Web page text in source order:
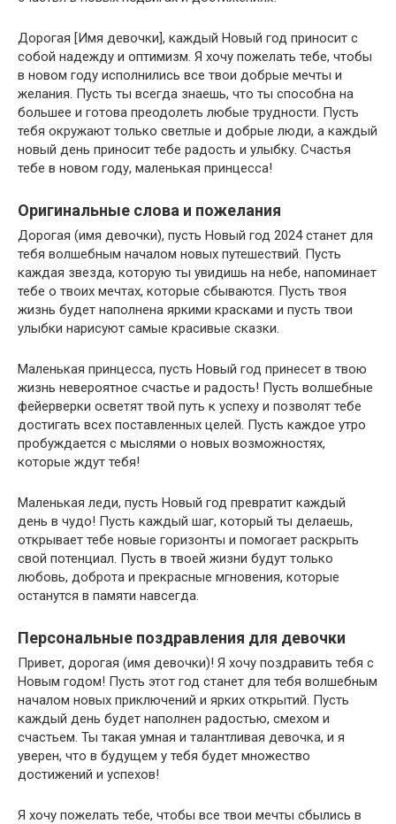
Дорогая [Имя девочки], каждый Новый год приносит с
собой надежду и оптимизм. Я хочу пожелать тебе, чтобы
в новом году исполнились все твои добрые мечты и
желания. Пусть ты всегда знаешь, что ты способна на
большее и готова преодолеть любые трудности. Пусть
тебя окружают только светлые и добрые люди, а каждый
новый день приносит тебе радость и улыбку. Счастья
тебе в новом году, маленькая принцесса!
Оригинальные слова и пожелания
Дорогая (имя девочки), пусть Новый год 2024 станет для
тебя волшебным началом новых путешествий. Пусть
каждая звезда, которую ты увидишь на небе, напоминает
тебе о твоих мечтах, которые сбываются. Пусть твоя
жизнь будет наполнена яркими красками и пусть твои
улыбки нарисуют самые красивые сказки.
Маленькая принцесса, пусть Новый год принесет в твою
жизнь невероятное счастье и радость! Пусть волшебные
фейерверки осветят твой путь к успеху и позволят тебе
достигать всех поставленных целей. Пусть каждое утро
пробуждается с мыслями о новых возможностях,
которые ждут тебя!
Маленькая леди, пусть Новый год превратит каждый
день в чудо! Пусть каждый шаг, который ты делаешь,
открывает тебе новые горизонты и помогает раскрыть
свой потенциал. Пусть в твоей жизни будут только
любовь, доброта и прекрасные мгновения, которые
останутся в памяти навсегда.
Персональные поздравления для девочки
Привет, дорогая (имя девочки)! Я хочу поздравить тебя с
Новым годом! Пусть этот год станет для тебя волшебным
началом новых приключений и ярких открытий. Пусть
каждый день будет наполнен радостью, смехом и
счастьем. Ты такая умная и талантливая девочка, и я
уверен, что в будущем у тебя будет множество
достижений и успехов!
Я хочу пожелать тебе, чтобы все твои мечты сбылись в